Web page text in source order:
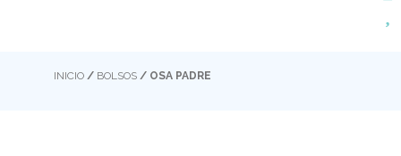
INICIO / BOLSOS / OSA PADRE